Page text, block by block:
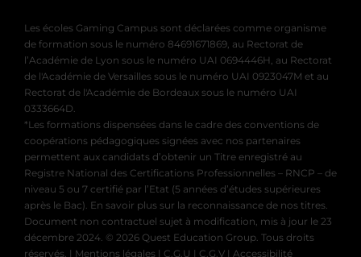
Les écoles Gaming Campus sont déclarées comme organisme
de formation sous le numéro 84691671869, au Rectorat de
l’Académie de Lyon sous le numéro UAI 0694446H, au Rectorat
de l'Académie de Versailles sous le numéro UAI 0923047M et au
Rectorat de l'Académie de Bordeaux sous le numéro UAI
0333664D.
*Les formations dispensées dans le cadre des conventions de
coopérations pédagogiques signées avec nos partenaires
permettent aux candidats d’obtenir un Titre enregistré au
Registre National des Certifications Professionnelles – RNCP – de
niveau 5 ou 7 certifié par l’Etat (5 années d’études supérieures
après le Bac). En savoir plus sur la reconnaissance de nos titres.
Document non contractuel sujet à modification, mis à jour le 23
décembre 2024. © 2026 Quest Education Group. Tous droits
réservés. | Mentions légales | C.G.U | C.G.V | Accessibilité